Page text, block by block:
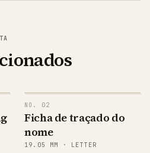
Emma
Emma
NO. 02
Ficha de traçado do
nome
19.05 MM · LETTER